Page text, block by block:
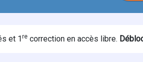
et 1re correction en accès libre.